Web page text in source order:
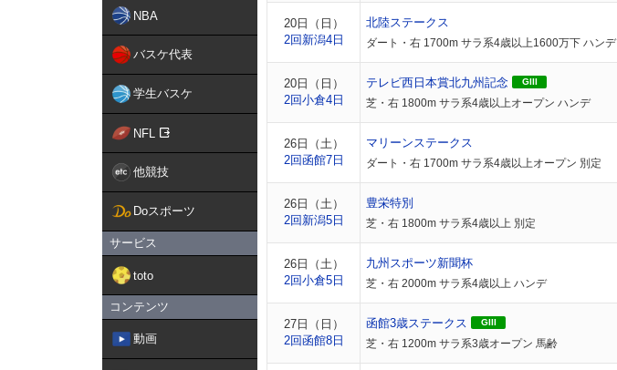
NBA
バスケ代表
学生バスケ
NFL
他競技
Doスポーツ
サービス
toto
コンテンツ
動画
20日（日）
2回新潟4日
北陸ステークス
ダート・右 1700m サラ系4歳以上1600万下 ハンデ
20日（日）
2回小倉4日
テレビ西日本賞北九州記念 GIII
芝・右 1800m サラ系4歳以上オープン ハンデ
26日（土）
2回函館7日
マリーンステークス
ダート・右 1700m サラ系4歳以上オープン 別定
26日（土）
2回新潟5日
豊栄特別
芝・右 1800m サラ系4歳以上 別定
26日（土）
2回小倉5日
九州スポーツ新聞杯
芝・右 2000m サラ系4歳以上 ハンデ
27日（日）
2回函館8日
函館3歳ステークス GIII
芝・右 1200m サラ系3歳オープン 馬齢